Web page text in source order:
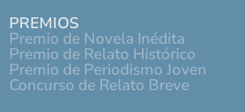
PREMIOS
Premio de Novela Inédita
Premio de Relato Histórico
Premio de Periodismo Joven
Concurso de Relato Breve